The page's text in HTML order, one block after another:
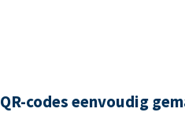
QR-codes eenvoudig